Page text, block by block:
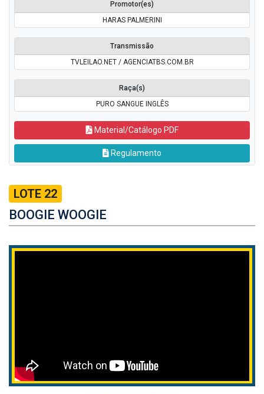
Promotor(es)
HARAS PALMERINI
Transmissão
TVLEILAO.NET / AGENCIATBS.COM.BR
Raça(s)
PURO SANGUE INGLÊS
Material/Catálogo PDF
Regulamento
LOTE 22
BOOGIE WOOGIE